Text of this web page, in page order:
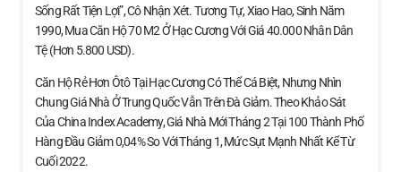
Sống Rất Tiện Lợi”, Cô Nhận Xét. Tương Tự, Xiao Hao, Sinh Năm
1990, Mua Căn Hộ 70 M2 Ở Hạc Cương Với Giá 40.000 Nhân Dân
Tệ (hơn 5.800 USD).
Căn Hộ Rẻ Hơn Ôtô Tại Hạc Cương Có Thể Cá Biệt, Nhưng Nhìn
Chung Giá Nhà Ở Trung Quốc Vẫn Trên Đà Giảm. Theo Khảo Sát
Của China Index Academy, Giá Nhà Mới Tháng 2 Tại 100 Thành Phố
Hàng Đầu Giảm 0,04% So Với Tháng 1, Mức Sụt Mạnh Nhất Kể Từ
Cuối 2022.